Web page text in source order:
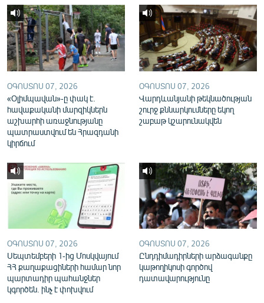
English
Русский
ՀԵՏԵՎԵՔ ՄԵԶ
«Ազատության» բոլոր կայքերը
ՕԳՈՍՏՈՍ 07, 2026
«Օլիմպավան»-ը փակ է.
հավաքականի մարզիկներն
աշխարհի առաջնությանը
պատրաստվում են Հրազդանի
կիրճում
ՕԳՈՍՏՈՍ 07, 2026
Վարդևանյանի թեկնածության
շուրջ քննարկումները եկող
շաբաթ կշարունակվեն
ՕԳՈՍՏՈՍ 07, 2026
Սեպտեմբերի 1-ից Մոսկվայում
ՀՀ քաղաքացիների համար նոր
պարտադիր պահանջներ
կգործեն. ինչ է փոխվում
ՕԳՈՍՏՈՍ 07, 2026
Ընդդիմադիրների արձագանքը
կաթողիկոսի գործով
դատավարությունը